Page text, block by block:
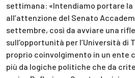
settimana: «Intendiamo portare la
all’attenzione del Senato
settembre, così da avviare una
sull’opportunità per l’Università di
proprio coinvolgimento in un ente
più da logiche politiche che da